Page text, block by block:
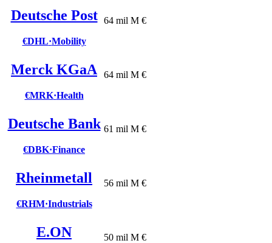
Deutsche Post
€DHL·Mobility
64 mil M €
Merck KGaA
€MRK·Health
64 mil M €
Deutsche Bank
€DBK·Finance
61 mil M €
Rheinmetall
€RHM·Industrials
56 mil M €
E.ON 50 mil M €